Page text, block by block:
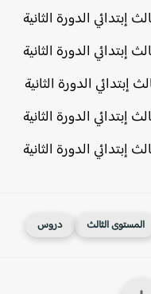
المستوى الثالث دروس